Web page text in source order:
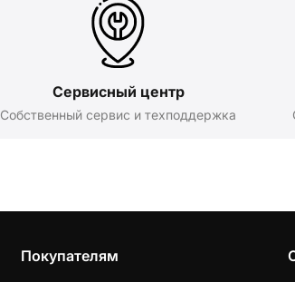
Сервисный центр
Собственный сервис и техподдержка
Покупателям